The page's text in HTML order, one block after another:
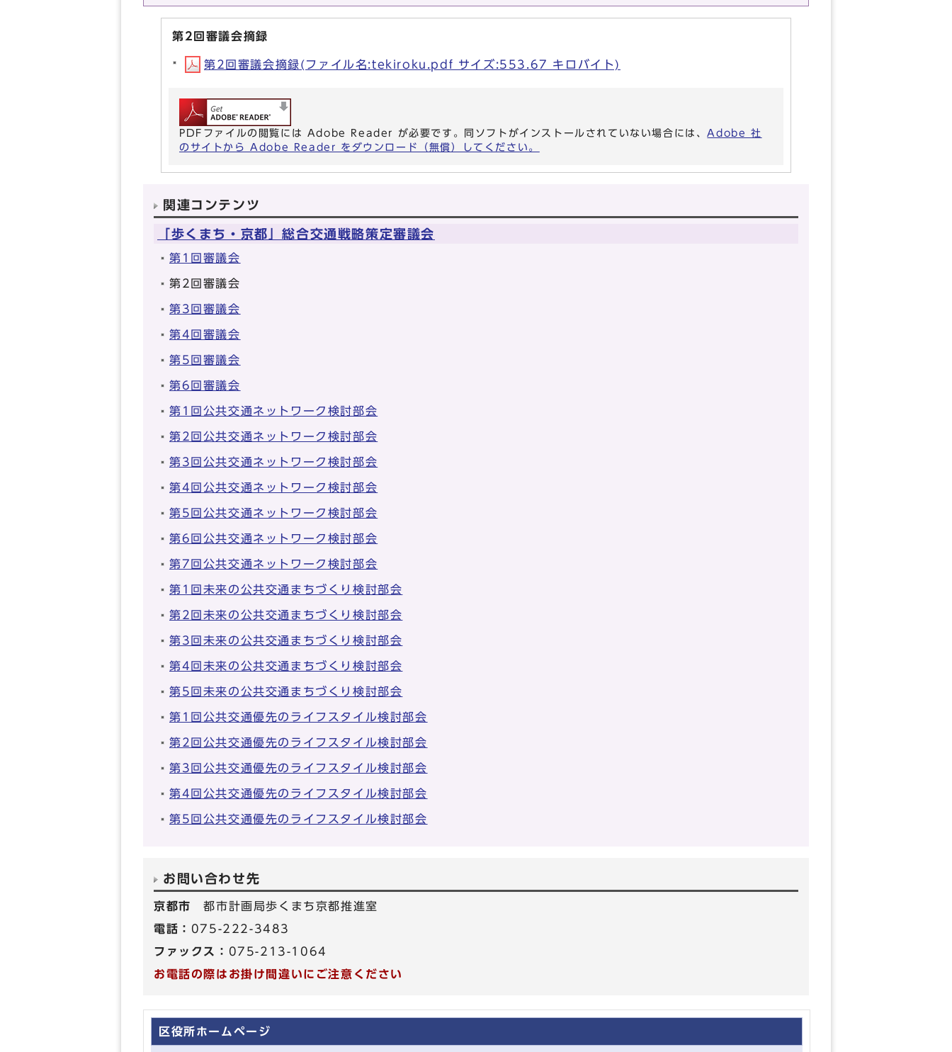
第2回審議会摘録
第2回審議会摘録(ファイル名:tekiroku.pdf サイズ:553.67 キロバイト)
PDFファイルの閲覧には Adobe Reader が必要です。同ソフトがインストールされていない場合には、Adobe 社
のサイトから Adobe Reader をダウンロード（無償）してください。
関連コンテンツ
「歩くまち・京都」総合交通戦略策定審議会
第1回審議会
第2回審議会
第3回審議会
第4回審議会
第5回審議会
第6回審議会
第1回公共交通ネットワーク検討部会
第2回公共交通ネットワーク検討部会
第3回公共交通ネットワーク検討部会
第4回公共交通ネットワーク検討部会
第5回公共交通ネットワーク検討部会
第6回公共交通ネットワーク検討部会
第7回公共交通ネットワーク検討部会
第1回未来の公共交通まちづくり検討部会
第2回未来の公共交通まちづくり検討部会
第3回未来の公共交通まちづくり検討部会
第4回未来の公共交通まちづくり検討部会
第5回未来の公共交通まちづくり検討部会
第1回公共交通優先のライフスタイル検討部会
第2回公共交通優先のライフスタイル検討部会
第3回公共交通優先のライフスタイル検討部会
第4回公共交通優先のライフスタイル検討部会
第5回公共交通優先のライフスタイル検討部会
お問い合わせ先
京都市都市計画局歩くまち京都推進室
電話： 075-222-3483
ファックス： 075-213-1064
お電話の際はお掛け間違いにご注意ください
区役所ホームページ